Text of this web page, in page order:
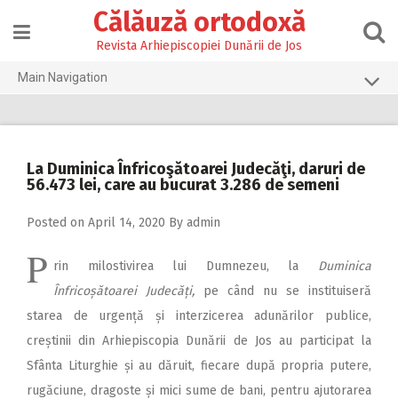
content
Călăuză ortodoxă
Revista Arhiepiscopiei Dunării de Jos
Main Navigation
2025
2022
2020
2019
La Duminica Înfricoşătoarei Judecăţi, daruri de
56.473 lei, care au bucurat 3.286 de semeni
Posted on April 14, 2020 By admin
P rin milostivirea lui Dumnezeu, la Duminica
Înfricoșătoarei Ju­de­căți, pe când nu se instituiseră
starea de urgență și interzicerea adunărilor publice,
creștinii din Arhiepiscopia Dunării de Jos au participat la
Sfânta Liturghie și au dăruit, fiecare după propria putere,
rugăciune, dragoste și mici sume de bani, pentru ajutorarea